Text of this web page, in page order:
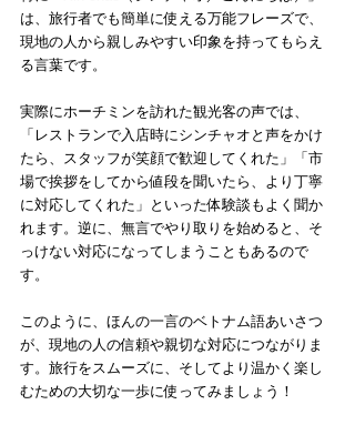
は、旅行者でも簡単に使える万能フレーズで、
現地の人から親しみやすい印象を持ってもらえ
る言葉です。
実際にホーチミンを訪れた観光客の声では、
「レストランで入店時にシンチャオと声をかけ
たら、スタッフが笑顔で歓迎してくれた」「市
場で挨拶をしてから値段を聞いたら、より丁寧
に対応してくれた」といった体験談もよく聞か
れます。逆に、無言でやり取りを始めると、そ
っけない対応になってしまうこともあるので
す。
このように、ほんの一言のベトナム語あいさつ
が、現地の人の信頼や親切な対応につながりま
す。旅行をスムーズに、そしてより温かく楽し
むための大切な一歩に使ってみましょう！